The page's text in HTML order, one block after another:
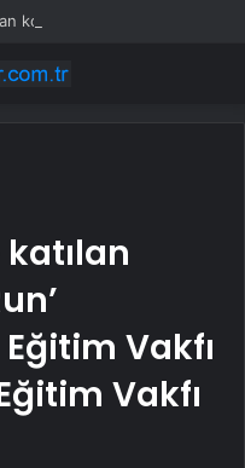
kontrol edilebiliyor
Vakfı
Vakfı